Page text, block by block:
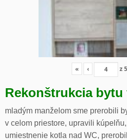
« ‹ z5
Rekonštrukcia bytu
mladým manželom sme prerobili
v celom priestore, upravili
umiestnenie kotla nad WC,